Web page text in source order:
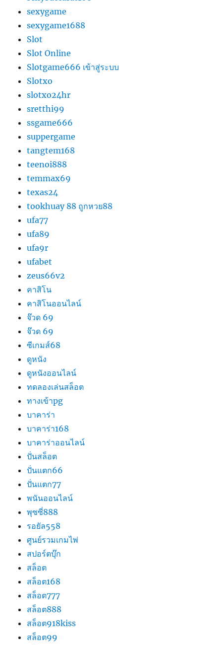
sexygame
sexygame1688
Slot
Slot Online
Slotgame666 เข้าสู่ระบบ
Slotxo
slotxo24hr
sretthi99
ssgame666
suppergame
tangtem168
teenoi888
temmax69
texas24
tookhuay 88 ถูกหวย88
ufa77
ufa89
ufa9r
ufabet
zeus66v2
คาสิโน
คาสิโนออนไลน์
จ๊วด 69
จ๊วด 69
ซีเกมส์68
ดูหนัง
ดูหนังออนไลน์
ทดลองเล่นสล็อต
ทางเข้าpg
บาคาร่า
บาคาร่า168
บาคาร่าออนไลน์
ปั่นสล็อต
ปั่นแตก66
ปั่นแตก77
พนันออนไลน์
พุซซี่888
รอยัล558
ศูนย์รวมเกมไพ่
สปอร์ตบุ๊ก
สล็อต
สล็อต168
สล็อต777
สล็อต888
สล็อต918kiss
สล็อต99